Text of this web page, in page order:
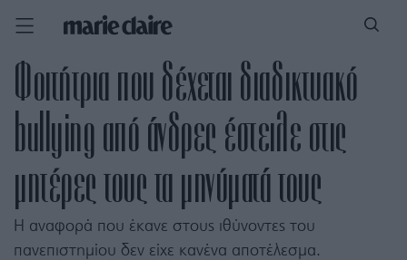
Φοιτήτρια που δέχεται διαδικτυακό
bullying από άνδρες έστειλε στις
μητέρες τους τα μηνύματά τους
Η αναφορά που έκανε στους ιθύνοντες του
πανεπιστημίου δεν είχε κανένα αποτέλεσμα.